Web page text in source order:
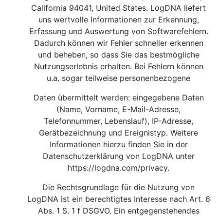
California 94041, United States. LogDNA liefert
uns wertvolle Informationen zur Erkennung,
Erfassung und Auswertung von Softwarefehlern.
Dadurch können wir Fehler schneller erkennen
und beheben, so dass Sie das bestmögliche
Nutzungserlebnis erhalten. Bei Fehlern können
u.a. sogar teilweise personenbezogene
Daten übermittelt werden: eingegebene Daten
(Name, Vorname, E-Mail-Adresse,
Telefonnummer, Lebenslauf), IP-Adresse,
Gerätbezeichnung und Ereignistyp. Weitere
Informationen hierzu finden Sie in der
Datenschutzerklärung von LogDNA unter
https://logdna.com/privacy.
Die Rechtsgrundlage für die Nutzung von
LogDNA ist ein berechtigtes Interesse nach Art. 6
Abs. 1 S. 1 f DSGVO. Ein entgegenstehendes